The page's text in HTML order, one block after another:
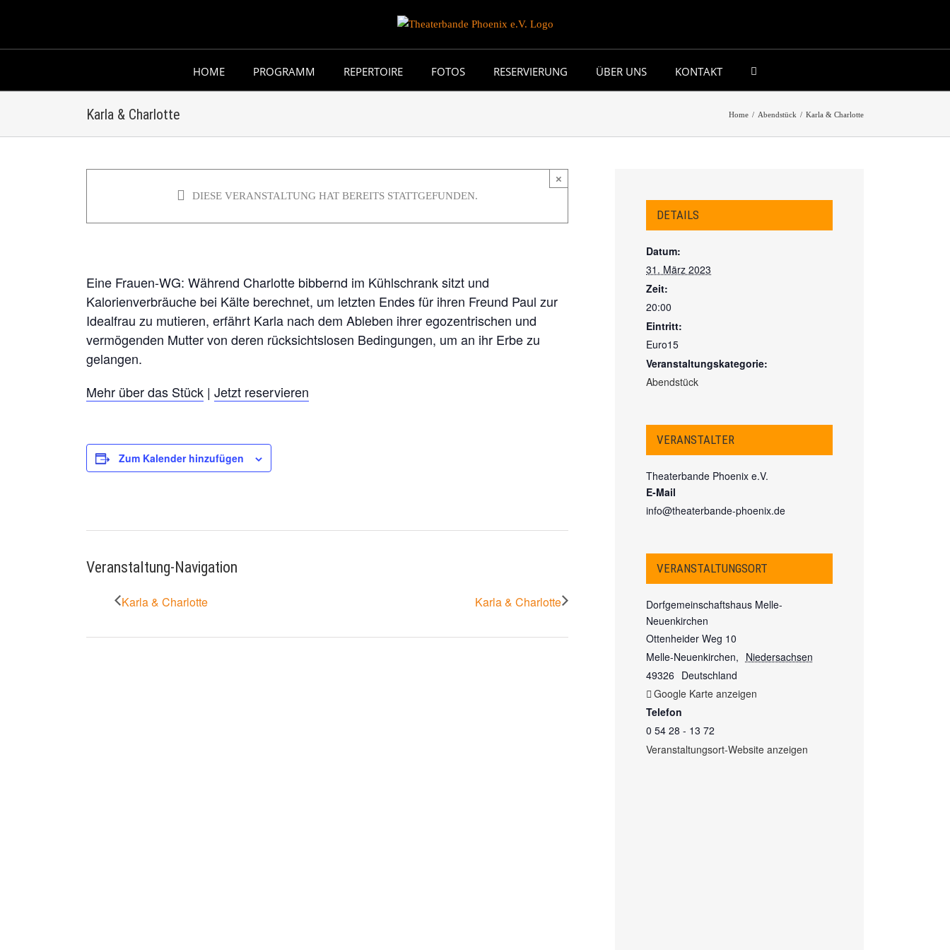
HOME PROGRAMM REPERTOIRE FOTOS RESERVIERUNG ÜBER UNS KONTAKT
Karla & Charlotte Home / Abendstück / Karla & Charlotte
×
DIESE VERANSTALTUNG HAT BEREITS STATTGEFUNDEN.
Karla & Charlotte 31. März 2023 um 20:00
Eine Frauen-WG: Während Charlotte bibbernd im Kühlschrank sitzt und
Kalorienverbräuche bei Kälte berechnet, um letzten Endes für ihren Freund Paul zur
Idealfrau zu mutieren, erfährt Karla nach dem Ableben ihrer egozentrischen und
vermögenden Mutter von deren rücksichtslosen Bedingungen, um an ihr Erbe zu
gelangen.
Mehr über das Stück | Jetzt reservieren
Zum Kalender hinzufügen
Veranstaltung-Navigation
Karla & Charlotte Karla & Charlotte
DETAILS
Datum:
31. März 2023
Zeit:
20:00
Eintritt:
Euro15
Veranstaltungskategorie:
Abendstück
VERANSTALTER
Theaterbande Phoenix e.V.
E-Mail
info@theaterbande-phoenix.de
VERANSTALTUNGSORT
Dorfgemeinschaftshaus Melle-
Neuenkirchen
Ottenheider Weg 10
Melle-Neuenkirchen, Niedersachsen
49326 Deutschland
Google Karte anzeigen
Telefon
0 54 28 - 13 72
Veranstaltungsort-Website anzeigen